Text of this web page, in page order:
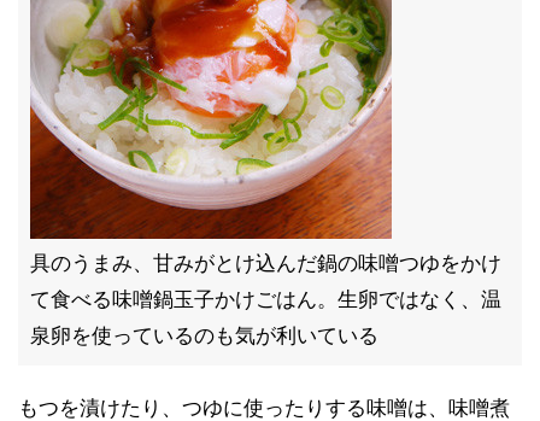
具のうまみ、甘みがとけ込んだ鍋の味噌つゆをかけ
て食べる味噌鍋玉子かけごはん。生卵ではなく、温
泉卵を使っているのも気が利いている
もつを漬けたり、つゆに使ったりする味噌は、味噌煮